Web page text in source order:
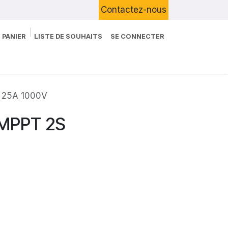
Contactez-nous
LISTE DE SOUHAITS SE CONNECTER
1000V
2S